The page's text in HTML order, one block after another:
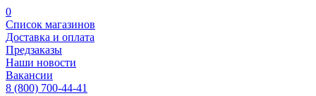
0
Список магазинов
Доставка и оплата
Предзаказы
Наши новости
Вакансии
8 (800) 700-44-41